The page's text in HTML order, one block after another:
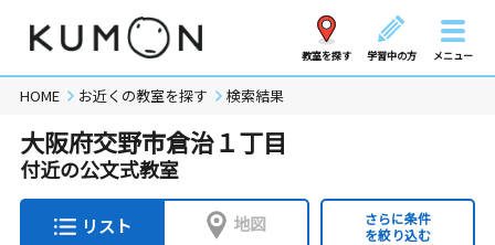
教室を探す 学習中の方 メニュー
HOME お近くの教室を探す 検索結果
大阪府交野市倉治１丁目
付近の公文式教室
リスト 地図
さらに条件
を絞り込む